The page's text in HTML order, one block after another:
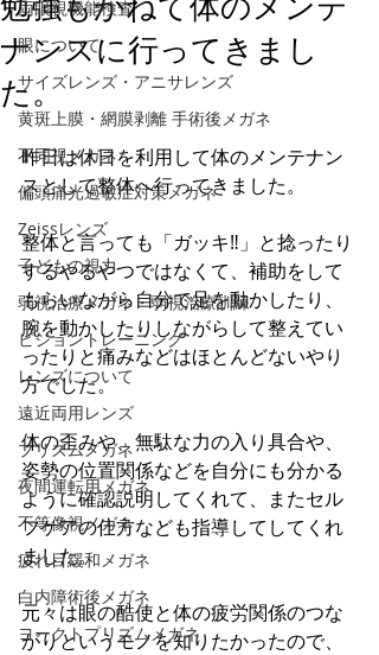
両眼視機能検査
眼について
サイズレンズ・アニサレンズ
黄斑上膜・網膜剥離 手術後メガネ
不同視メガネ
偏頭痛光過敏症対策メガネ
Zeissレンズ
子どもの視力
弱視治療メガネ・弱視治療訓練
ビジョントレーニング
レンズについて
遠近両用レンズ
プリズムメガネ
夜間運転用メガネ
不等像視メガネ
疲れ目緩和メガネ
白内障術後メガネ
ヨークトプリズムメガネ
ナンスに行ってきまし
た。
昨日は休日を利用して体のメンテナン
スとして整体へ行ってきました。
整体と言っても「ガッキ‼」と捻ったり
するやるやつではなくて、補助をして
もらいながら自分で足を動かしたり、
腕を動かしたりしながらして整えてい
ったりと痛みなどはほとんどないやり
方でした。
体の歪みや、無駄な力の入り具合や、
姿勢の位置関係などを自分にも分かる
ように確認説明してくれて、またセル
フケアの仕方なども指導してしてくれ
ました。
元々は眼の酷使と体の疲労関係のつな
がりというモノを知りたかったので、